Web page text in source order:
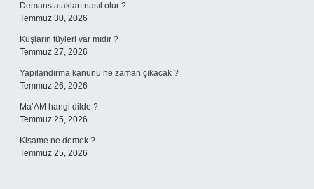
Demans atakları nasıl olur ?
Temmuz 30, 2026
Kuşların tüyleri var mıdır ?
Temmuz 27, 2026
Yapılandırma kanunu ne zaman çıkacak ?
Temmuz 26, 2026
Ma’AM hangi dilde ?
Temmuz 25, 2026
Kisame ne demek ?
Temmuz 25, 2026